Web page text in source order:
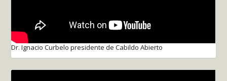
Dr. Ignacio Curbelo presidente de Cabildo Abierto